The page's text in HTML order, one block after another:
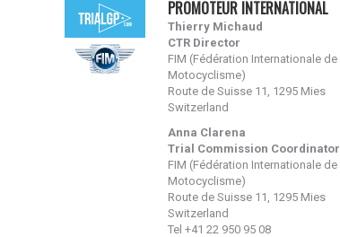
PROMOTEUR INTERNATIONAL
Thierry Michaud
CTR Director
FIM (Fédération Internationale de
Motocyclisme)
Route de Suisse 11, 1295 Mies
Switzerland
Anna Clarena
Trial Commission Coordinator
FIM (Fédération Internationale de
Motocyclisme)
Route de Suisse 11, 1295 Mies
Switzerland
Tel +41 22 950 95 08